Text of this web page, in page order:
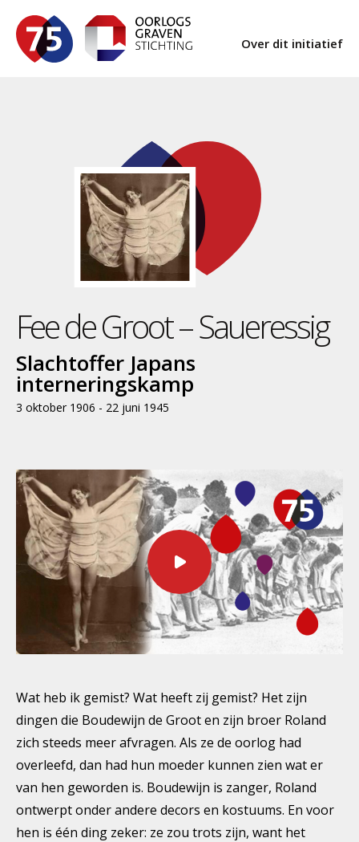
Over dit initiatief
Fee de Groot – Saueressig
Slachtoffer Japans
interneringskamp
3 oktober 1906 - 22 juni 1945
Wat heb ik gemist? Wat heeft zij gemist? Het zijn
dingen die Boudewijn de Groot en zijn broer Roland
zich steeds meer afvragen. Als ze de oorlog had
overleefd, dan had hun moeder kunnen zien wat er
van hen geworden is. Boudewijn is zanger, Roland
ontwerpt onder andere decors en kostuums. En voor
hen is één ding zeker: ze zou trots zijn, want het